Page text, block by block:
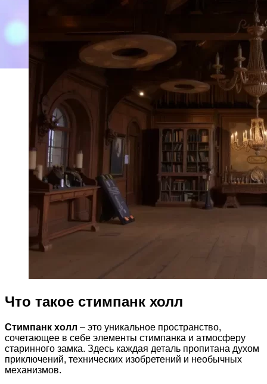
Что такое стимпанк холл
Стимпанк холл – это уникальное пространство,
сочетающее в себе элементы стимпанка и атмосферу
старинного замка. Здесь каждая деталь пропитана духом
приключений, технических изобретений и необычных
механизмов.